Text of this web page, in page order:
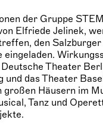
der Gruppe
Elfriede Jelinek,
den Salzburger
Theater
das Theater
großen Häusern im
Tanz und